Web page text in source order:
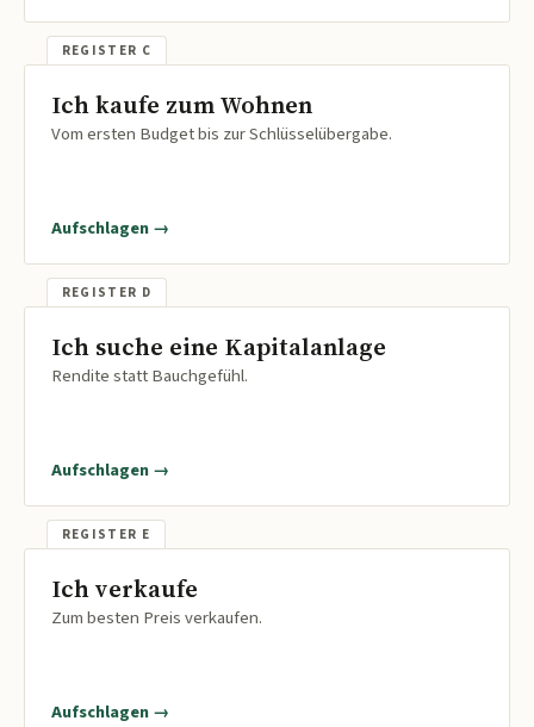
Ich kaufe zum Wohnen
Vom ersten Budget bis zur Schlüsselübergabe.
Aufschlagen →
Ich suche eine Kapitalanlage
Rendite statt Bauchgefühl.
Aufschlagen →
Ich verkaufe
Zum besten Preis verkaufen.
Aufschlagen →